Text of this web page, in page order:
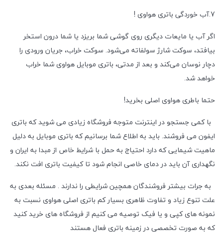
7.آب خوردگی باتری هواوی !
اگر آب یا مایعات دیگری روی گوشی شما بریزد یا شما درون استخر
بیافتد، سوکت شارژ سولفاته می‌شود. سوکت خراب، جریان ورودی را
دچار نوسان می‌کند و بعد از مدتی، باتری موبایل هواوی شما خراب
خواهد شد.
حتما باطری هواوی اصلی بخرید!
با کمی جستجو در اینترنت متوجه فروشگاه زیادی می شوید که باتری
ایفون می فروشند. باید به اطلاع شما برسانیم که باتری موبایل به دلیل
ماهیت شیمایی که دارد احتیاج به حمل با شرایط خاص از مبدا به ایران و
نگهداری آن باید در دمای خاصی انجام شود تا کیفیت باتری افت نکند.
به جرات بیشتر فروشندگان همچین شرایطی را ندارند . مسئله بعدی به
علت تنوع زیاد و تفاوت ظاهری بسیار کم باتری اصلی هواوی نسبت به
نمونه های کپی و یا فیک توصیه می کنیم از فروشگاه های خرید کنید
که به صورت تخصصی در زمینه باتری فعال هستند